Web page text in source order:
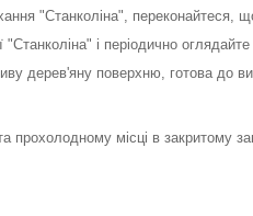
"Станколіна", переконайтеся,
і періодично
дерев'яну поверхню, готова до
прохолодному місці в закритому